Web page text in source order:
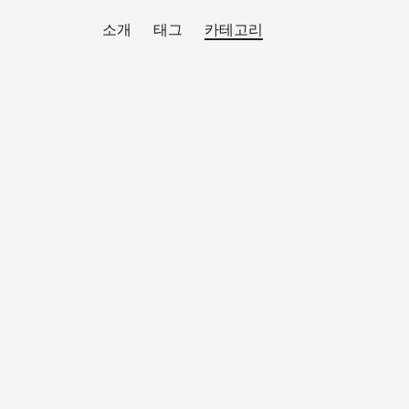
소개 태그 카테고리